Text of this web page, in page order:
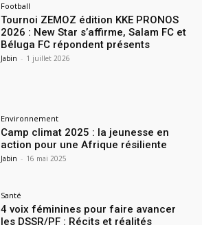
Football
Tournoi ZEMOZ édition KKE PRONOS
2026 : New Star s’affirme, Salam FC et
Béluga FC répondent présents
Jabin - 1 juillet 2026
Environnement
Camp climat 2025 : la jeunesse en
action pour une Afrique résiliente
Jabin - 16 mai 2025
Santé
4 voix féminines pour faire avancer
les DSSR/PF : Récits et réalités